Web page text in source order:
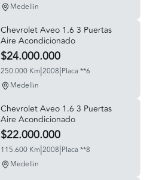
Medellin
Chevrolet Aveo 1.6 3 Puertas
Aire Acondicionado
$24.000.000
250.000 Km|2008|Placa **6
Medellin
Chevrolet Aveo 1.6 3 Puertas
Aire Acondicionado
$22.000.000
115.600 Km|2008|Placa **8
Medellin